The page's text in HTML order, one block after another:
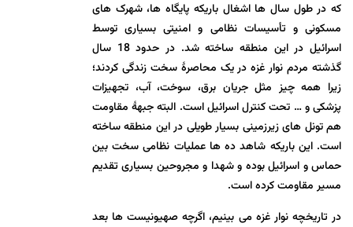
که در طول سال ها اشغال باریکه پایگاه ها، شهرک های
مسکونی و تأسیسات نظامی و امنیتی بسیاری توسط
اسرائیل در این منطقه ساخته شد. در حدود 18 سال
گذشته مردم نوار غزه در یک محاصرۀ سخت زندگی کردند؛
زیرا همه چیز مثل جریان برق، سوخت، آب، تجهیزات
پزشکی و … تحت کنترل اسرائیل است. البته جبهۀ مقاومت
هم تونل های زیرزمینی بسیار طویلی در این منطقه ساخته
است. این باریکه شاهد ده ها عملیات نظامی سخت بین
حماس و اسرائیل بوده و شهدا و مجروحین بسیاری تقدیم
مسیر مقاومت کرده است.
در تاریخچه نوار غزه می بینیم، اگرچه صهیونیست ها بعد